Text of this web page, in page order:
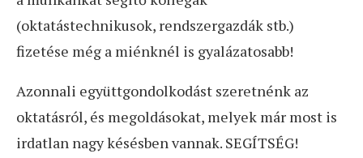
(oktatástechnikusok, rendszergazdák stb.)
fizetése még a miénknél is gyalázatosabb!
Azonnali együttgondolkodást szeretnénk az
oktatásról, és megoldásokat, melyek már most is
irdatlan nagy késésben vannak. SEGÍTSÉG!